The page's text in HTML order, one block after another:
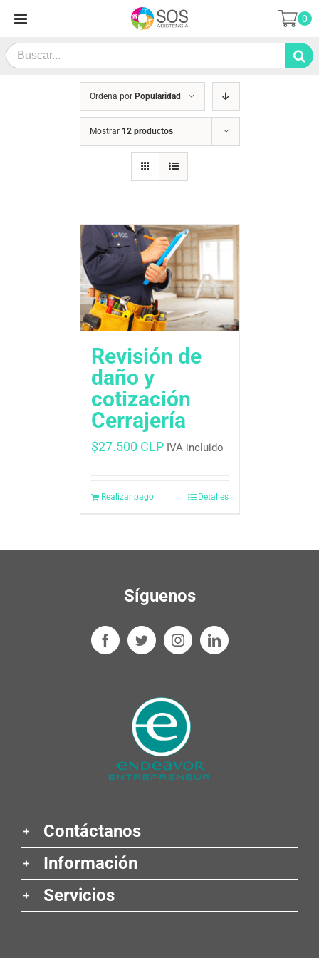
contenido
Search
for:
0
Ordena por Popularidad
Mostrar 12 productos
Revisión de
daño y
cotización
Cerrajería
$27.500 CLP IVA incluido
Realizar pago Detalles
Síguenos
Contáctanos
Información
Servicios